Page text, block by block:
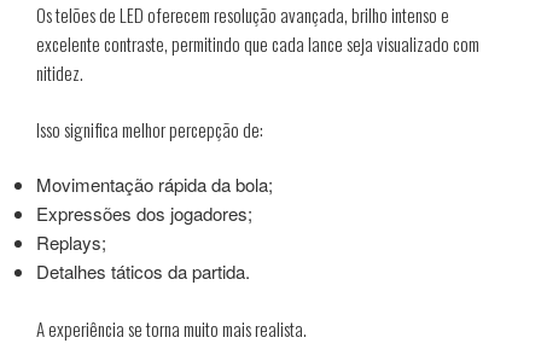
Os telões de LED oferecem resolução avançada, brilho intenso e
excelente contraste, permitindo que cada lance seja visualizado com
nitidez.
Isso significa melhor percepção de:
Movimentação rápida da bola;
Expressões dos jogadores;
Replays;
Detalhes táticos da partida.
A experiência se torna muito mais realista.